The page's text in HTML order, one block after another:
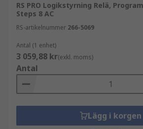
RS PRO Logikstyrning Relä,
Steps 8 AC
RS-artikelnummer 266-5069
Antal (1 enhet)
3 059,88 kr(exkl. moms)
Antal
Lägg i korgen